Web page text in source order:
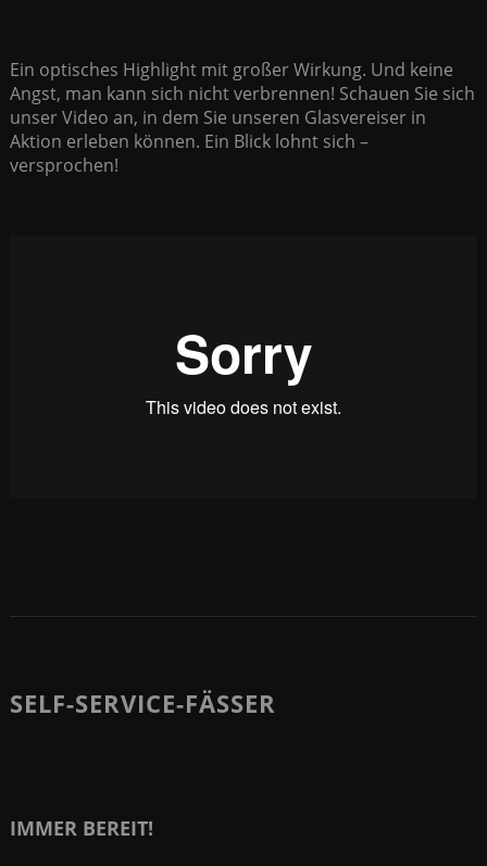
Ein optisches Highlight mit großer Wirkung. Und keine
Angst, man kann sich nicht verbrennen! Schauen Sie sich
unser Video an, in dem Sie unseren Glasvereiser in
Aktion erleben können. Ein Blick lohnt sich –
versprochen!
SELF-SERVICE-FÄSSER
IMMER BEREIT!